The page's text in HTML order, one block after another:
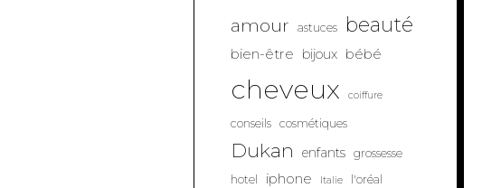
amour astuces beauté
bien-être bijoux bébé
cheveux coiffure
conseils cosmétiques
Dukan enfants grossesse
hotel
iphone Italie l'oréal